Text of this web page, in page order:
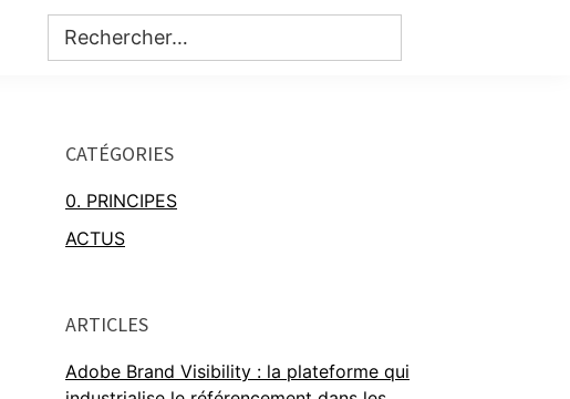
Sidebar
CATÉGORIES
0. PRINCIPES
ACTUS
ARTICLES
Adobe Brand Visibility : la plateforme qui